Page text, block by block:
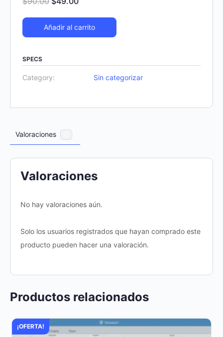
was:
$90.00.
is:
$49.00.
Añadir al carrito
SPECS
Category: Sin categorizar
Valoraciones
Valoraciones
No hay valoraciones aún.
Solo los usuarios registrados que hayan comprado este
producto pueden hacer una valoración.
Productos relacionados
¡OFERTA!